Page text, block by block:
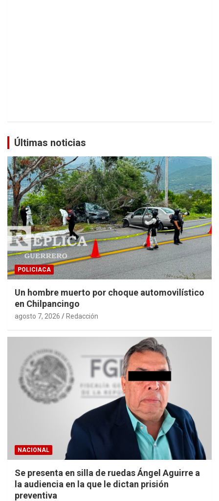
Últimas noticias
POLICIACA
Un hombre muerto por choque automovilístico
en Chilpancingo
agosto 7, 2026 Redacción
NACIONAL
Se presenta en silla de ruedas Ángel Aguirre a
la audiencia en la que le dictan prisión
preventiva